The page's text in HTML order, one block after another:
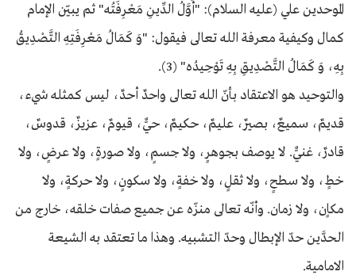
الموحدين علي (عليه السلام): "أَوَّلُ الدِّينِ مَعْرِفَتُه" ثم يبيّن الإمام
كمال وكيفية معرفة الله تعالى فيقول: "وَ كَمَالُ مَعْرِفَتِهِ التَّصْدِيقُ
بِهِ، وَ كَمَالُ التَّصْدِيقِ بِهِ تَوْحِيدُه" (3).
والتوحيد هو الاعتقاد بأنّ الله تعالى واحدٌ أحدٌ، ليس كمثله شيء،
قديمٌ، سميعٌ، بصيرٌ، عليمٌ، حكيمٌ، حيٌّ، قيومٌ، عزيزٌ، قدوسٌ،
قادرٌ، غنيٌّ. لا يوصف بجوهرٍ، ولا جسمٍ، ولا صورةٍ، ولا عرضٍ، ولا
خطٍ، ولا سطحٍ، ولا ثقلٍ، ولا خفةٍ، ولا سكونٍ، ولا حركةٍ، ولا
مكاٍن، ولا زمان. وأنّه تعالى منزّه عن جميع صفات خلقه، خارج من
الحدَّين حدّ الإبطال وحدّ التشبيه. وهذا ما تعتقد به الشيعة
الامامية.